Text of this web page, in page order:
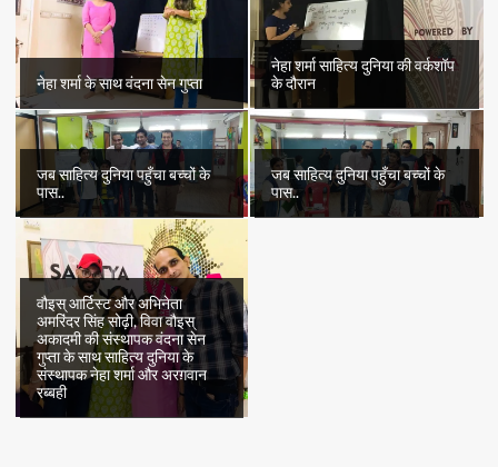
नेहा शर्मा के साथ वंदना सेन गुप्ता
नेहा शर्मा साहित्य दुनिया की वर्कशॉप
के दौरान
जब साहित्य दुनिया पहुँचा बच्चों के
पास..
जब साहित्य दुनिया पहुँचा बच्चों के
पास..
वौइस् आर्टिस्ट और अभिनेता
अमरिंदर सिंह सोढ़ी, विवा वौइस्
अकादमी की संस्थापक वंदना सेन
गुप्ता के साथ साहित्य दुनिया के
संस्थापक नेहा शर्मा और अरग़वान
रब्बही